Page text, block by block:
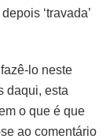
‘travada’
lo neste
daqui, esta
o que é que
ao comentário